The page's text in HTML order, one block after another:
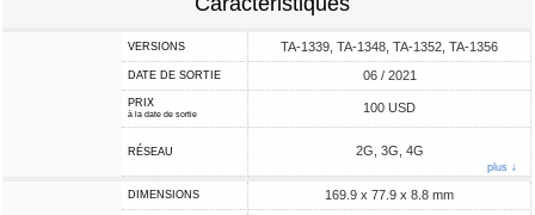
VERSIONS TA-1339, TA-1348, TA-1352, TA-1356
DATE DE SORTIE 06 / 2021
PRIX
à la date de sortie 100 USD
RÉSEAU 2G, 3G, 4G
plus ↓
DIMENSIONS 169.9 x 77.9 x 8.8 mm